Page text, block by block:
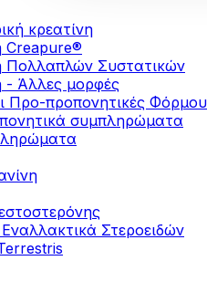
κρεατίνη
Creapure®
Πολλαπλών Συστατικών
- Άλλες μορφές
Προ-προπονητικές
συμπληρώματα
Στεροειδών